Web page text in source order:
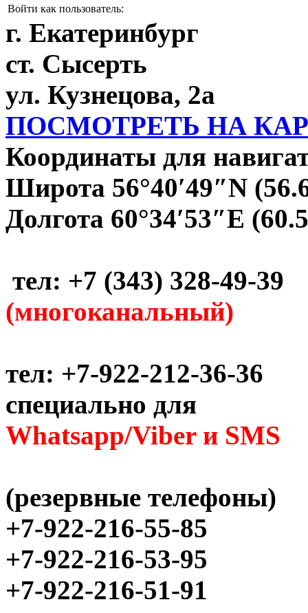
Войти как пользователь:
г. Екатеринбург
ст. Сысерть
ул. Кузнецова, 2а
ПОСМОТРЕТЬ НА
Координаты для
Широта 56°40′49″N
Долгота 60°34′53″E
тел: +7 (343) 328-49-39
(многоканальный)
тел: +7-922-212-36-36
специально для
Whatsapp/Viber и SMS
(резервные телефоны)
+7-922-216-55-85
+7-922-216-53-95
+7-922-216-51-91